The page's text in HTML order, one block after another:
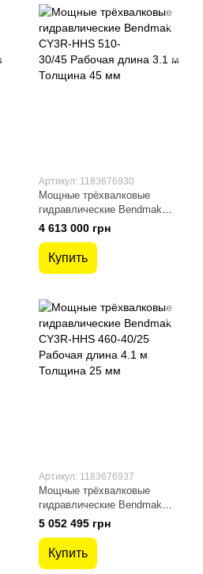
Артикул: 1183676930
Мощные трёхвалковые
гидравлические Bendmak
CY3R-HHS 510-30/45 Рабочая
длина 3.1 м Толщина 45 мм
4 613 000 грн
Купить
Артикул: 1183676937
Мощные трёхвалковые
гидравлические Bendmak
CY3R-HHS 460-40/25 Рабочая
длина 4.1 м Толщина 25 мм
5 052 495 грн
Купить